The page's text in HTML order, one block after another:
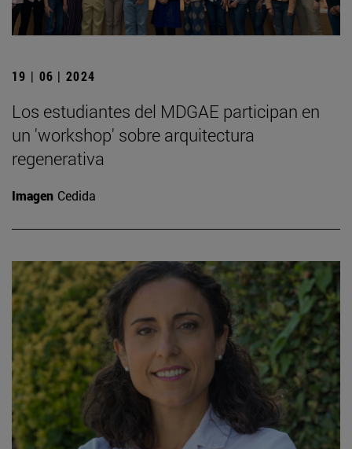
19 | 06 | 2024
Los estudiantes del MDGAE participan en
un 'workshop' sobre arquitectura
regenerativa
Imagen Cedida